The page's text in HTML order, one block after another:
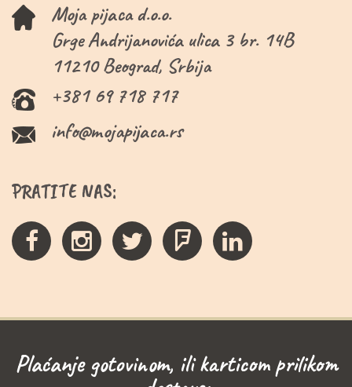
Moja pijaca d.o.o.
Grge Andrijanovića ulica 3 br. 14B
11210 Beograd, Srbija
+381 69 718 717
info@mojapijaca.rs
PRATITE NAS:
Plaćanje gotovinom, ili karticom prilikom